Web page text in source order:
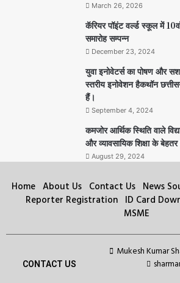
March 26, 2026
कॅरियर पॉइंट वर्ल्ड स्कूल में 10वाँ
समारोह सम्पन्न
December 23, 2024
युवा इनोवेटर्स का पोषण और
स्तरीय इनोवेशन हैकथॉन
हैं।
September 4, 2024
कमजोर आर्थिक स्थिति वाले
और व्यावसायिक शिक्षा के
August 29, 2024
Home About Us Contact Us News
Reporter Registration ID Card
MSME
CONTACT US
Mukesh Kumar